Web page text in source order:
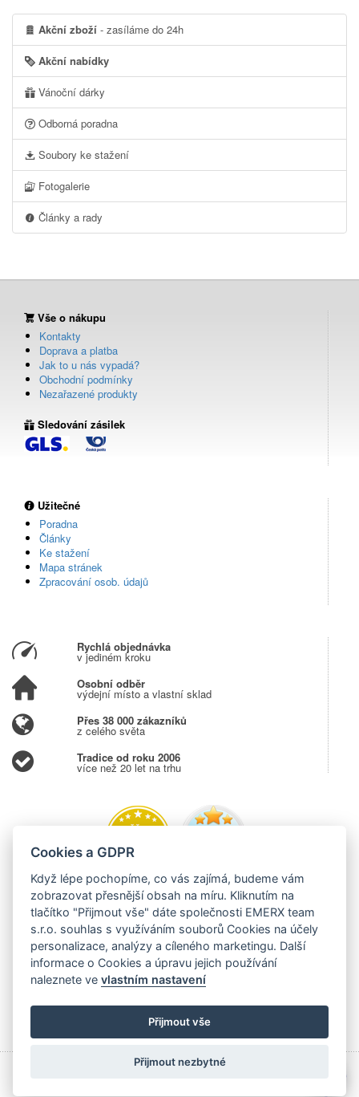
Akční zboží - zasíláme do 24h
Akční nabídky
Vánoční dárky
Odborná poradna
Soubory ke stažení
Fotogalerie
Články a rady
Vše o nákupu
Kontakty
Doprava a platba
Jak to u nás vypadá?
Obchodní podmínky
Nezařazené produkty
Sledování zásilek
Užitečné
Poradna
Články
Ke stažení
Mapa stránek
Zpracování osob. údajů
Rychlá objednávka
v jediném kroku
Osobní odběr
výdejní místo a vlastní sklad
Přes 38 000 zákazníků
z celého světa
Tradice od roku 2006
více než 20 let na trhu
Copyright © 2006 - 2026 EMERX team s.r.o., Těšínská 204,
Cookies a GDPR
Když lépe pochopíme, co vás zajímá, budeme vám
zobrazovat přesnější obsah na míru. Kliknutím na
tlačítko "Přijmout vše" dáte společnosti EMERX team
s.r.o. souhlas s využíváním souborů Cookies na účely
personalizace, analýzy a cíleného marketingu. Další
informace o Cookies a úpravu jejich používání
naleznete vevlastním nastavení
Přijmout vše
Přijmout nezbytné